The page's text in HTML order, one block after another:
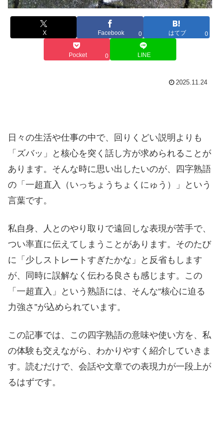
X Facebook 0 はてブ 0
Pocket 0 LINE
2025.11.24
日々の生活や仕事の中で、回りくどい説明よりも
「ズバッ」と核心を突く話し方が求められることが
あります。そんな時に思い出したいのが、四字熟語
の「一超直入（いっちょうちょくにゅう）」という
言葉です。
私自身、人とのやり取りで遠回しな表現が苦手で、
つい率直に伝えてしまうことがあります。そのたび
に「少しストレートすぎたかな」と反省もします
が、同時に誤解なく伝わる良さも感じます。この
「一超直入」という熟語には、そんな“核心に迫る
力強さ”が込められています。
この記事では、この四字熟語の意味や使い方を、私
の体験も交えながら、わかりやすく紹介していきま
す。読むだけで、会話や文章での表現力が一段上が
るはずです。